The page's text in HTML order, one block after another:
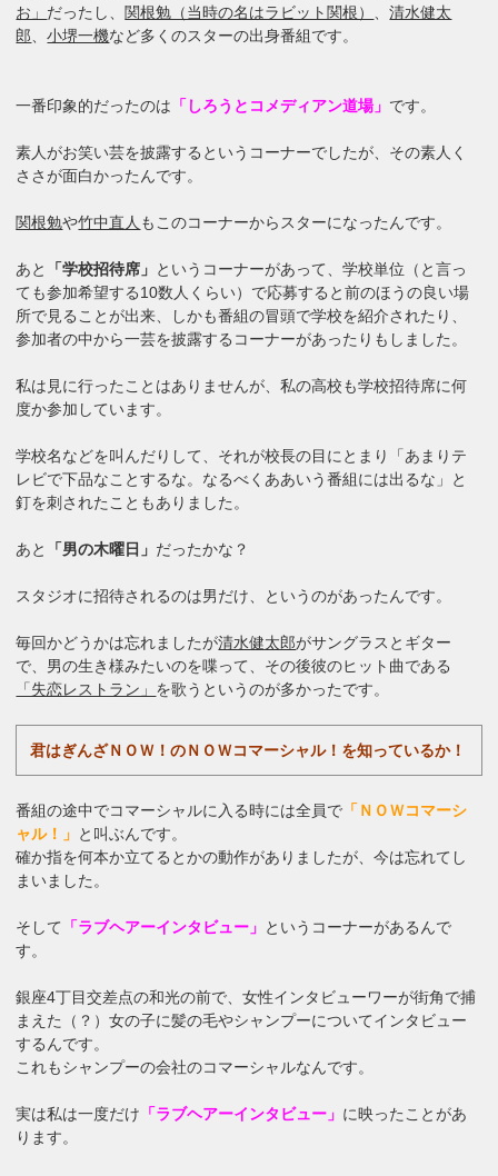
お」 だったし、 関根勉（当時の名はラビット関根） 、清水健太
郎、小堺一機など多くのスターの出身番組です。
一番印象的だったのは 「しろうとコメディアン道場」 です。
素人がお笑い芸を披露するというコーナーでしたが、その素人く
ささが面白かったんです。
関根勉や竹中直人 もこのコーナーからスターになったんです。
あと 「学校招待席」 というコーナーがあって、学校単位（と言っ
ても参加希望する10数人くらい）で応募すると前のほうの良い場
所で見ることが出来、しかも番組の冒頭で学校を紹介されたり、
参加者の中から一芸を披露するコーナーがあったりもしました。
私は見に行ったことはありませんが、私の高校も学校招待席に何
度か参加しています。
学校名などを叫んだりして、それが校長の目にとまり「あまりテ
レビで下品なことするな。なるべくああいう番組には出るな」と
釘を刺されたこともありました。
あと 「男の木曜日」 だったかな？
スタジオに招待されるのは男だけ、というのがあったんです。
毎回かどうかは忘れましたが清水健太郎がサングラスとギター
で、男の生き様みたいのを喋って、その後彼のヒット曲である
「失恋レストラン」 を歌うというのが多かったです。
君はぎんざＮＯＷ！のＮＯＷコマーシャル！を知っているか！
番組の途中でコマーシャルに入る時には全員で 「ＮＯＷコマーシ
ャル！」 と叫ぶんです。
確か指を何本か立てるとかの動作がありましたが、今は忘れてし
まいました。
そして 「ラブヘアーインタビュー」 というコーナーがあるんで
す。
銀座4丁目交差点の和光の前で、女性インタビューワーが街角で捕
まえた（？）女の子に髪の毛やシャンプーについてインタビュー
するんです。
これもシャンプーの会社のコマーシャルなんです。
実は私は一度だけ 「ラブヘアーインタビュー」 に映ったことがあ
ります。